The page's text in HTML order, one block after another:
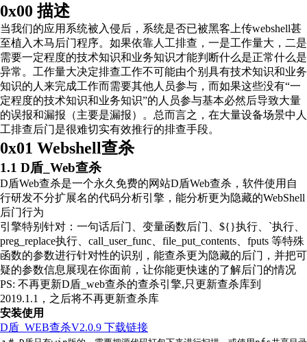
0x00 描述
当我们的应用系统被入侵后，系统是否已被黑客上传webshell甚
至植入木马后门程序。如果依靠人工排查，一是工作量大，二是
需要一定程度的技术知识和业务知识才能判断什么是正常什么是
异常。工作量大决定排查工作不可能由个别具有技术知识和业务
知识的人来完成工作而需要其他人员参与，而如果这些没有“一
定程度的技术知识和业务知识”的人员参与基本必然后导致大量
的误报和漏报（主要是漏报）。总而言之，在大量设备场景中人
工排查后门是很难切实有效推行的排查手段。
0x01 Webshell查杀
1.1 D盾_Web查杀
D盾Web查杀是一个永久免费的网站D盾Web查杀，软件使用自
行研发不分扩展名的代码分析引擎，能分析更为隐藏的WebShell
后门行为
引擎特别针对：一句话后门、变量函数后门、${}执行、`执行、
preg_replace执行、call_user_func、file_put_contents、fputs 等特殊
函数的参数进行针对性的识别，能查杀更为隐藏的后门，并把可
疑的参数信息展现在你面前，让你能更快速的了解后门的情况
PS: 不再更新D盾_web查杀的查杀引擎,只更新查杀库到
2019.1.1，之后将不再更新查杀库
安装使用
D盾_WEB查杀V2.0.9 下载链接